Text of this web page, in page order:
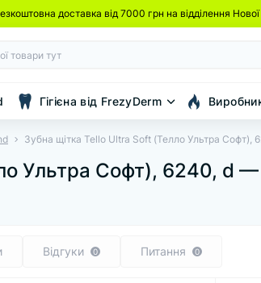
доставка від 7000 грн на відділення
Гігієна від FrezyDerm
Зубна щітка Tello Ultra Soft (Телло Ультра Софт),
Ультра Софт), 6240, d
Відгуки 0 Питання 0